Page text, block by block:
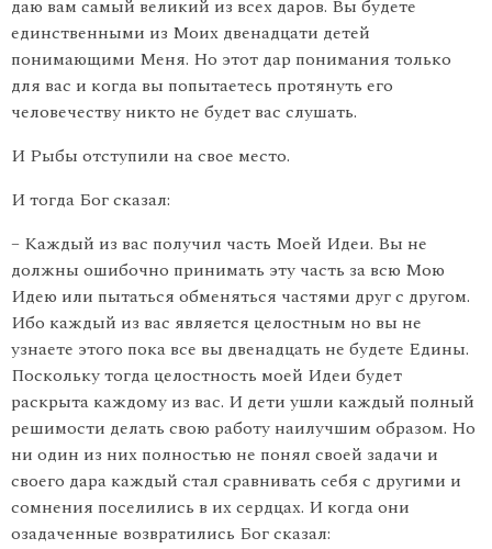
даю вам самый великий из всех даров. Вы будете
единственными из Моих двенадцати детей
понимающими Меня. Но этот дар понимания только
для вас и когда вы попытаетесь протянуть его
человечеству никто не будет вас слушать.
И Рыбы отступили на свое место.
И тогда Бог сказал:
– Каждый из вас получил часть Моей Идеи. Вы не
должны ошибочно принимать эту часть за всю Мою
Идею или пытаться обменяться частями друг с другом.
Ибо каждый из вас является целостным но вы не
узнаете этого пока все вы двенадцать не будете Едины.
Поскольку тогда целостность моей Идеи будет
раскрыта каждому из вас. И дети ушли каждый полный
решимости делать свою работу наилучшим образом. Но
ни один из них полностью не понял своей задачи и
своего дара каждый стал сравнивать себя с другими и
сомнения поселились в их сердцах. И когда они
озадаченные возвратились Бог сказал: